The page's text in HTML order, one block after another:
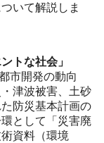
いて解説しま
トな社会」
市開発の動向
津波被害、土砂
防災基本計画の
として「災害廃
資料（環境